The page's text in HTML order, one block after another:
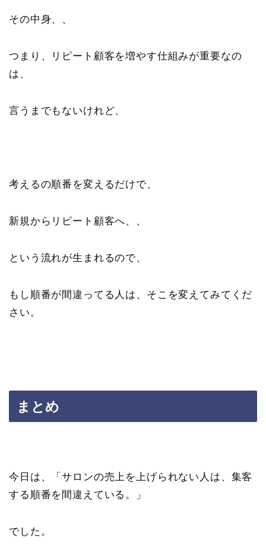
その中身、、
つまり、リピート顧客を増やす仕組みが重要なの
は、
言うまでもないけれど、
考えるの順番を変えるだけで、
新規からリピート顧客へ、、
という流れが生まれるので、
もし順番が間違ってる人は、そこを変えてみてくだ
さい。
まとめ
今日は、「サロンの売上を上げられない人は、集客
する順番を間違えている。」
でした。